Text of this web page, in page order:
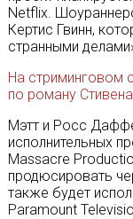
Netflix.
Кертис Гвинн,
странными
На стриминговом
по роману
Мэтт и Росс
исполнительных
Massacre
продюсировать
также будет
Paramount